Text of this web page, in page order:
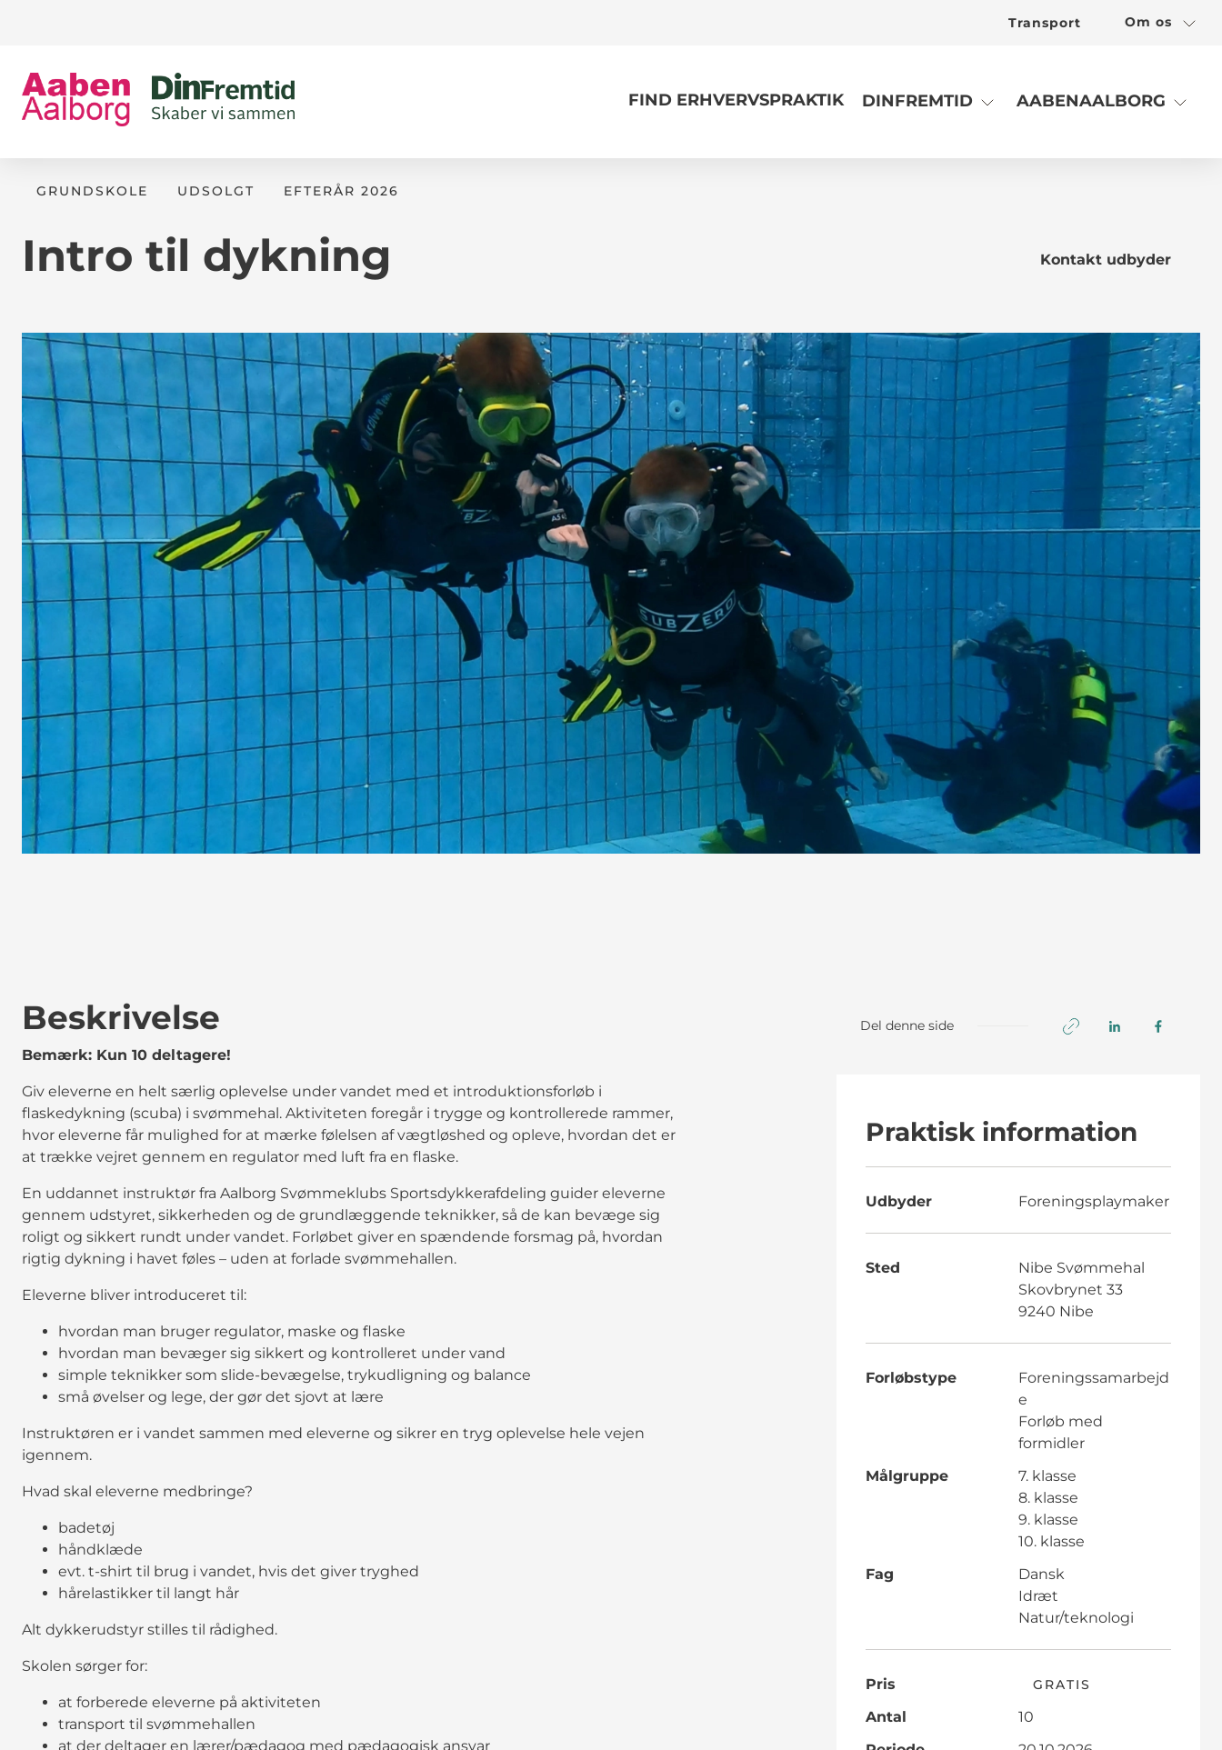
Transport Om os
FIND ERHVERVSPRAKTIK DINFREMTID AABENAALBORG
GRUNDSKOLE UDSOLGT EFTERÅR 2026
Intro til dykning Kontakt udbyder
Beskrivelse
Bemærk: Kun 10 deltagere!
Giv eleverne en helt særlig oplevelse under vandet med et introduktionsforløb i
flaskedykning (scuba) i svømmehal. Aktiviteten foregår i trygge og kontrollerede rammer,
hvor eleverne får mulighed for at mærke følelsen af vægtløshed og opleve, hvordan det er
at trække vejret gennem en regulator med luft fra en flaske.
En uddannet instruktør fra Aalborg Svømmeklubs Sportsdykkerafdeling guider eleverne
gennem udstyret, sikkerheden og de grundlæggende teknikker, så de kan bevæge sig
roligt og sikkert rundt under vandet. Forløbet giver en spændende forsmag på, hvordan
rigtig dykning i havet føles – uden at forlade svømmehallen.
Eleverne bliver introduceret til:
hvordan man bruger regulator, maske og flaske
hvordan man bevæger sig sikkert og kontrolleret under vand
simple teknikker som slide-bevægelse, trykudligning og balance
små øvelser og lege, der gør det sjovt at lære
Instruktøren er i vandet sammen med eleverne og sikrer en tryg oplevelse hele vejen
igennem.
Hvad skal eleverne medbringe?
badetøj
håndklæde
evt. t-shirt til brug i vandet, hvis det giver tryghed
hårelastikker til langt hår
Alt dykkerudstyr stilles til rådighed.
Skolen sørger for:
at forberede eleverne på aktiviteten
transport til svømmehallen
at der deltager en lærer/pædagog med pædagogisk ansvar
Del denne side
Praktisk information
Udbyder Foreningsplaymaker
Sted
Nibe Svømmehal
Skovbrynet 33
9240 Nibe
Forløbstype
Foreningssamarbejd
e
Forløb med
formidler
Målgruppe
7. klasse
8. klasse
9. klasse
10. klasse
Fag
Dansk
Idræt
Natur/teknologi
Pris GRATIS
Antal
10